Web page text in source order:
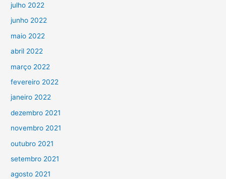
julho 2022
junho 2022
maio 2022
abril 2022
março 2022
fevereiro 2022
janeiro 2022
dezembro 2021
novembro 2021
outubro 2021
setembro 2021
agosto 2021